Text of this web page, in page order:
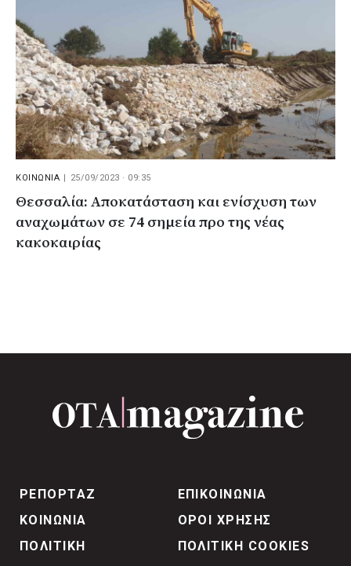
ΚΟΙΝΩΝΙΑ 25/09/2023 · 09:35
Θεσσαλία: Αποκατάσταση και ενίσχυση των
αναχωμάτων σε 74 σημεία προ της νέας
κακοκαιρίας
ΡΕΠΟΡΤΑΖ
ΚΟΙΝΩΝΙΑ
ΠΟΛΙΤΙΚΗ
ΕΠΙΚΟΙΝΩΝΙΑ
ΟΡΟΙ ΧΡΗΣΗΣ
ΠΟΛΙΤΙΚΗ COOKIES